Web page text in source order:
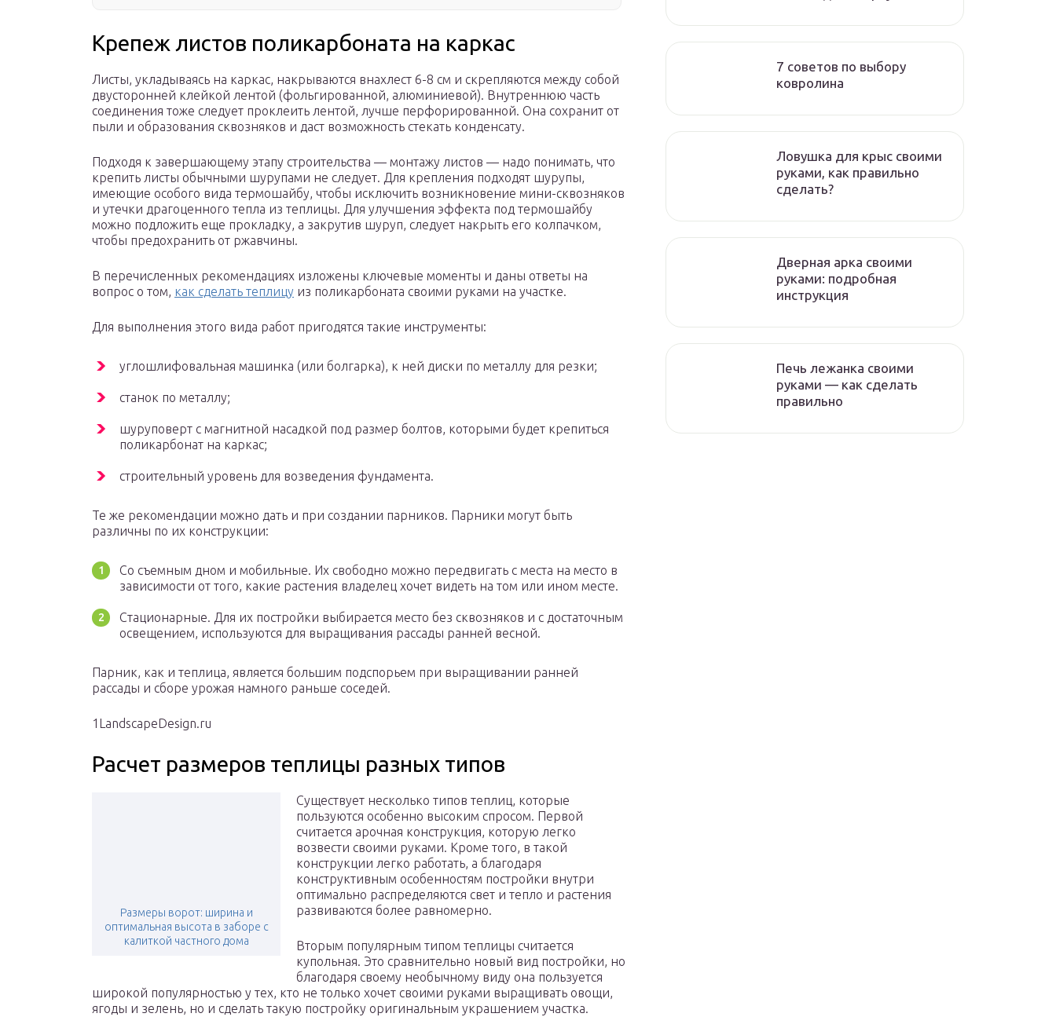
Крепеж листов поликарбоната на каркас
Листы, укладываясь на каркас, накрываются внахлест 6-8 см и скрепляются между собой
двусторонней клейкой лентой (фольгированной, алюминиевой). Внутреннюю часть
соединения тоже следует проклеить лентой, лучше перфорированной. Она сохранит от
пыли и образования сквозняков и даст возможность стекать конденсату.
Подходя к завершающему этапу строительства — монтажу листов — надо понимать, что
крепить листы обычными шурупами не следует. Для крепления подходят шурупы,
имеющие особого вида термошайбу, чтобы исключить возникновение мини-сквозняков
и утечки драгоценного тепла из теплицы. Для улучшения эффекта под термошайбу
можно подложить еще прокладку, а закрутив шуруп, следует накрыть его колпачком,
чтобы предохранить от ржавчины.
В перечисленных рекомендациях изложены ключевые моменты и даны ответы на
вопрос о том, как сделать теплицу из поликарбоната своими руками на участке.
Для выполнения этого вида работ пригодятся такие инструменты:
углошлифовальная машинка (или болгарка), к ней диски по металлу для резки;
станок по металлу;
шуруповерт с магнитной насадкой под размер болтов, которыми будет крепиться
поликарбонат на каркас;
строительный уровень для возведения фундамента.
Те же рекомендации можно дать и при создании парников. Парники могут быть
различны по их конструкции:
Со съемным дном и мобильные. Их свободно можно передвигать с места на место в
зависимости от того, какие растения владелец хочет видеть на том или ином месте.
Стационарные. Для их постройки выбирается место без сквозняков и с достаточным
освещением, используются для выращивания рассады ранней весной.
Парник, как и теплица, является большим подспорьем при выращивании ранней
рассады и сборе урожая намного раньше соседей.
1LandscapeDesign.ru
Расчет размеров теплицы разных типов
Размеры ворот: ширина и
оптимальная высота в заборе с
калиткой частного дома
Существует несколько типов теплиц, которые
пользуются особенно высоким спросом. Первой
считается арочная конструкция, которую легко
возвести своими руками. Кроме того, в такой
конструкции легко работать, а благодаря
конструктивным особенностям постройки внутри
оптимально распределяются свет и тепло и растения
развиваются более равномерно.
Вторым популярным типом теплицы считается
купольная. Это сравнительно новый вид постройки, но
благодаря своему необычному виду она пользуется
широкой популярностью у тех, кто не только хочет своими руками выращивать овощи,
ягоды и зелень, но и сделать такую постройку оригинальным украшением участка.
7 советов по выбору
ковролина
Ловушка для крыс своими
руками, как правильно
сделать?
Дверная арка своими
руками: подробная
инструкция
Печь лежанка своими
руками — как сделать
правильно